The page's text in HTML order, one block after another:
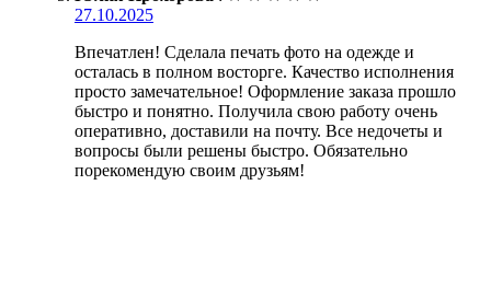
27.10.2025
Впечатлен! Сделала печать фото на одежде и
осталась в полном восторге. Качество исполнения
просто замечательное! Оформление заказа прошло
быстро и понятно. Получила свою работу очень
оперативно, доставили на почту. Все недочеты и
вопросы были решены быстро. Обязательно
порекомендую своим друзьям!